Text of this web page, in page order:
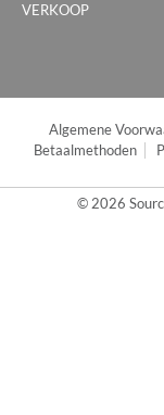
VERKOOP
Algemene
Betaalmethoden
© 2026